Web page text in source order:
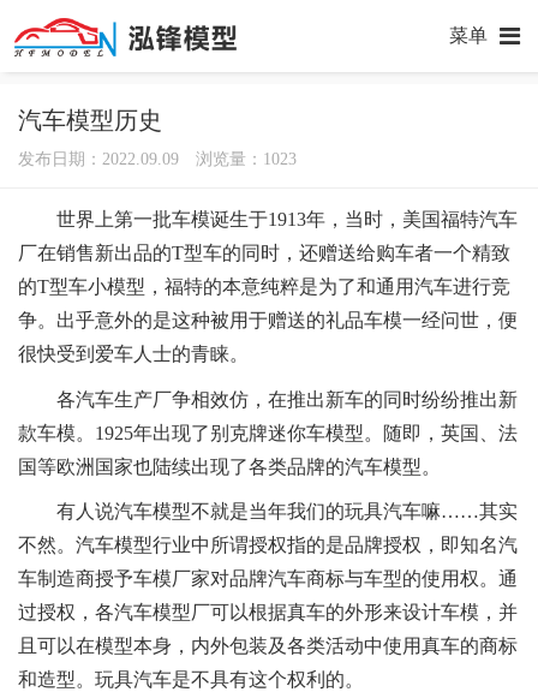
菜单
汽车模型历史
发布日期：2022.09.09 浏览量： 1023
世界上第一批车模诞生于1913年，当时，美国福特汽车
厂在销售新出品的T型车的同时，还赠送给购车者一个精致
的T型车小模型，福特的本意纯粹是为了和通用汽车进行竞
争。出乎意外的是这种被用于赠送的礼品车模一经问世，便
很快受到爱车人士的青睐。
各汽车生产厂争相效仿，在推出新车的同时纷纷推出新
款车模。1925年出现了别克牌迷你车模型。随即，英国、法
国等欧洲国家也陆续出现了各类品牌的汽车模型。
有人说汽车模型不就是当年我们的玩具汽车嘛……其实
不然。汽车模型行业中所谓授权指的是品牌授权，即知名汽
车制造商授予车模厂家对品牌汽车商标与车型的使用权。通
过授权，各汽车模型厂可以根据真车的外形来设计车模，并
且可以在模型本身，内外包装及各类活动中使用真车的商标
和造型。玩具汽车是不具有这个权利的。